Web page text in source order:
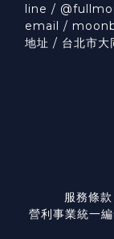
line /
email /
地址 / 台北市大
服務條款
營利事業統一